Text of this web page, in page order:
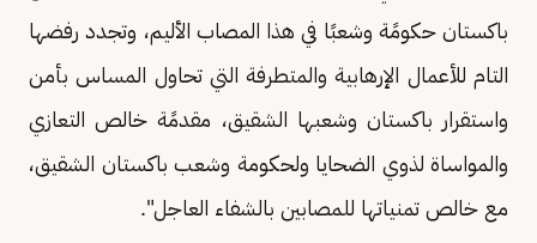
باكستان حكومًة وشعبًا في هذا المصاب الأليم، وتجدد رفضها
التام للأعمال الإرهابية والمتطرفة التي تحاول المساس بأمن
واستقرار باكستان وشعبها الشقيق، مقدمًة خالص التعازي
والمواساة لذوي الضحايا ولحكومة وشعب باكستان الشقيق،
مع خالص تمنياتها للمصابين بالشفاء العاجل".